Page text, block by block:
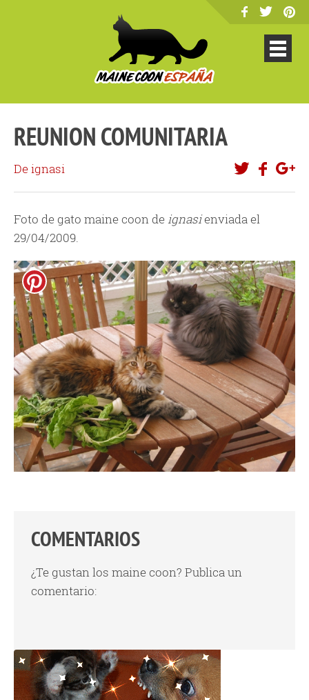
REUNION COMUNITARIA
De ignasi
Foto de gato maine coon deignasienviada el
29/04/2009.
COMENTARIOS
¿Te gustan los maine coon? Publica un
comentario: